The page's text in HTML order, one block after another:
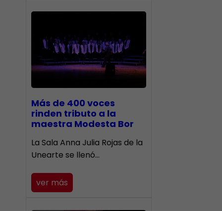
Más de 400 voces
rinden tributo a la
maestra Modesta Bor
​La Sala Anna Julia Rojas de la
Unearte se llenó…
ver más